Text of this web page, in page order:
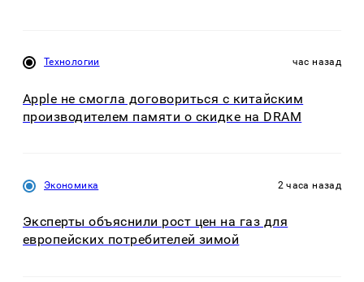
Технологии час назад
Apple не смогла договориться с китайским
производителем памяти о скидке на DRAM
Экономика 2 часа назад
Эксперты объяснили рост цен на газ для
европейских потребителей зимой